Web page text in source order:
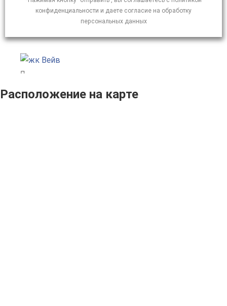
конфиденциальности и даете согласие на обработку
персональных данных
Расположение на карте